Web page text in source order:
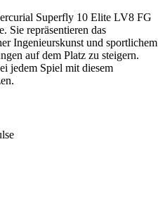
Superfly 10 Elite LV8 FG
Sie repräsentieren das
Ingenieurskunst und sportlichem
auf dem Platz zu steigern.
jedem Spiel mit diesem